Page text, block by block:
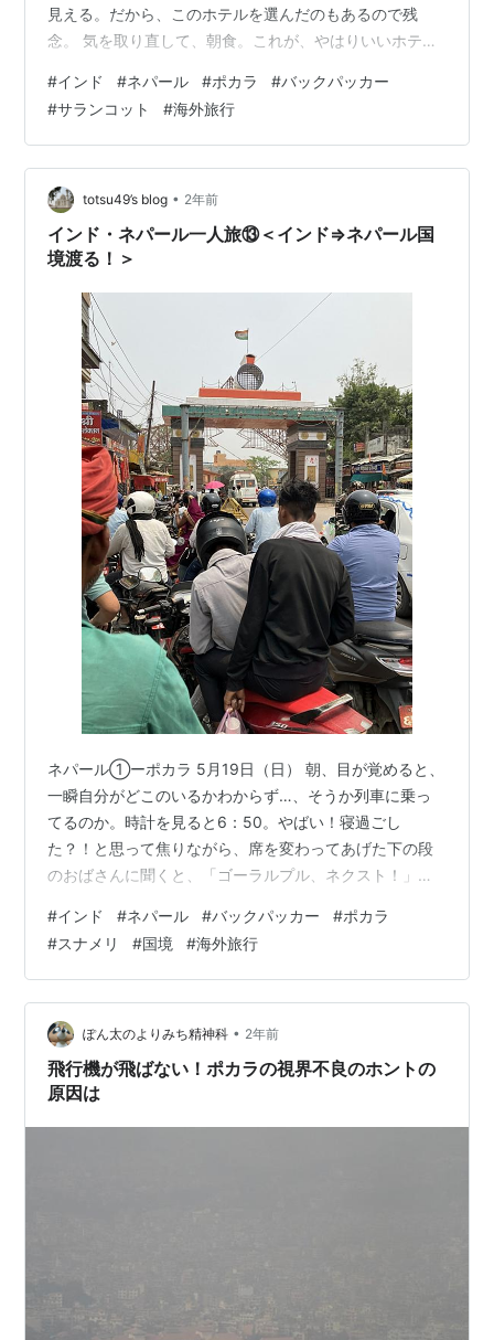
見える。だから、このホテルを選んだのもあるので残
念。 気を取り直して、朝食。これが、やはりいいホテル
ツにソーセージ、野菜炒め。パンとコーヒー。全部美味
しい。☆☆☆☆ 庭で涼しい風を浴びながら優雅に食事。
欧米人の老夫婦が2組。ヨーロッパの山間のホテルにでも
いるかの様。 ポカラの中心部から離れているので、9：
00に湖沿いのレイクサイドまで車を出してくれる。欧米
人の老夫婦と一緒にジープで向かう…
#インド #ネパール #ポカラ #バックパッカー
#サランコット #海外旅行
totsu49’s blog • 2年前
インド・ネパール一人旅⑬＜インド⇒ネパール国
境渡る！＞
ネパール①ーポカラ 5月19日（日） 朝、目が覚めると、
一瞬自分がどこのいるかわからず…、そうか列車に乗っ
てるのか。時計を見ると6：50。やばい！寝過ごし
た？！と思って焦りながら、席を変わってあげた下の段
のおばさんに聞くと、「ゴーラルプル、ネクスト！」っ
路で国境を渡る。 バラナシから列車でゴーラルプル。そ
こから、乗合タクシーで国境の街スノウリへ。そこでネ
パールに入国し、ポカラに向かう。 ポカラは、カトマン
ズに続くネパール第2の観光地。北にアンナプルナ連峰が
高くそびえ、街の西側にはフェワ湖が広がる盆地で、多
くのホテルやレストランが集まり世界中か…
#インド #ネパール #バックパッカー #ポカラ
#スナメリ #国境 #海外旅行
ぽん太のよりみち精神科 • 2年前
飛行機が飛ばない！ポカラの視界不良のホントの
原因は